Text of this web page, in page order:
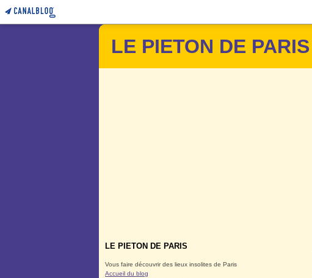
LE PIETON DE PARIS
LE PIETON DE PARIS
Vous faire découvrir des lieux insolites de Paris
Accueil du blog